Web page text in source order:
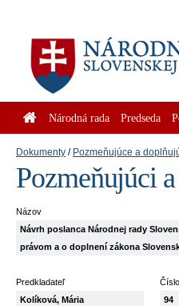
Národná rada Predseda
Dokumenty Pozmeňujúce a
Pozmeňujúci
Názov
Návrh poslanca Národnej rady
právom a o doplnení zákona
Predkladateľ
Kolíková, Mária
94